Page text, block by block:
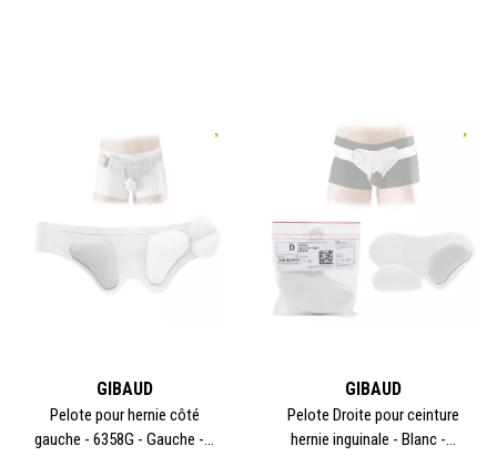
GIBAUD
Pelote pour hernie côté
gauche - 6358G - Gauche -...
GIBAUD
Pelote Droite pour ceinture
hernie inguinale - Blanc -...